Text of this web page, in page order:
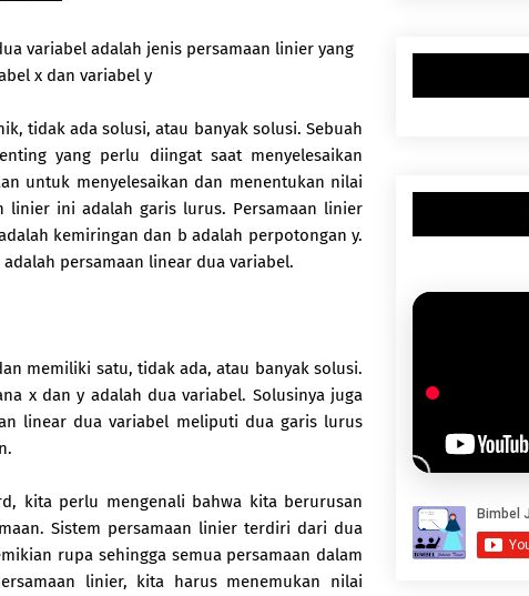
variabel adalah jenis persamaan linier yang
x dan variabel y
tidak ada solusi, atau banyak solusi. Sebuah
yang perlu diingat saat menyelesaikan
untuk menyelesaikan dan menentukan nilai
linier ini adalah garis lurus. Persamaan linier
kemiringan dan b adalah perpotongan y.
adalah persamaan linear dua variabel.
memiliki satu, tidak ada, atau banyak solusi.
x dan y adalah dua variabel. Solusinya juga
linear dua variabel meliputi dua garis lurus
kita perlu mengenali bahwa kita berurusan
Sistem persamaan linier terdiri dari dua
rupa sehingga semua persamaan dalam
linier, kita harus menemukan nilai